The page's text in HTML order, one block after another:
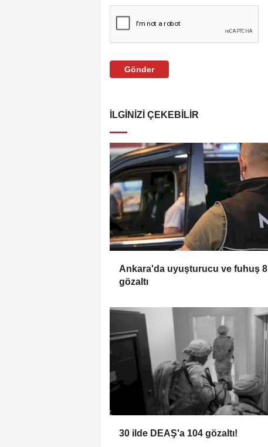
Gönder
İLGINIZI ÇEKEBILIR
Ankara'da uyuşturucu ve fuhuş 8
gözaltı
30 ilde DEAŞ'a 104 gözaltı!